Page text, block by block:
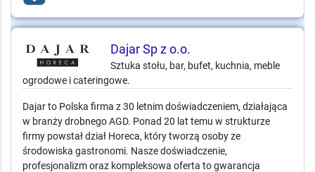
Dajar Sp z o.o.
Sztuka stołu, bar, bufet, kuchnia, meble
ogrodowe i cateringowe.
Dajar to Polska firma z 30 letnim doświadczeniem, działająca
w branży drobnego AGD. Ponad 20 lat temu w strukturze
firmy powstał dział Horeca, który tworzą osoby ze
środowiska gastronomi. Nasze doświadczenie,
profesjonalizm oraz kompleksowa oferta to gwarancja